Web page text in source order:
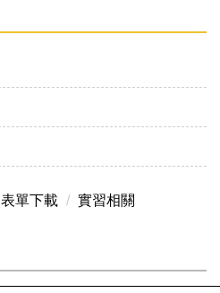
表單下載 實習相關